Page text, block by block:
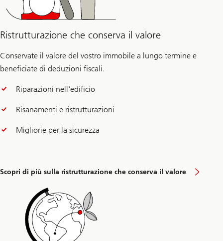
Ristrutturazione che conserva il valore
Conservate il valore del vostro immobile a lungo termine e
beneficiate di deduzioni fiscali.
Riparazioni nell'edificio
Risanamenti e ristrutturazioni
Migliorie per la sicurezza
Scopri di più sulla ristrutturazione che conserva il valore